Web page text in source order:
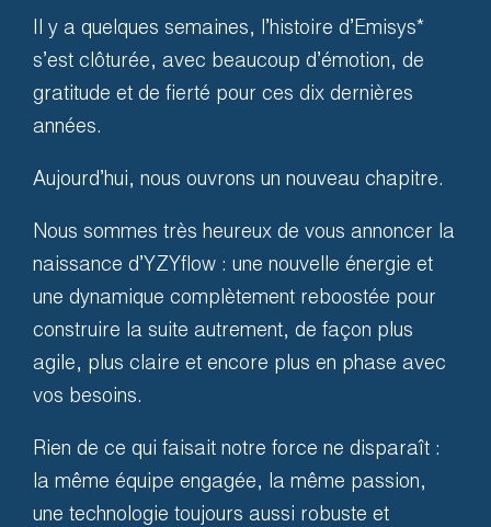
Au-delà de l’aspect technique,
de l’événement et du monde
financier. Nous partageons au
moins une passion.
Avec vous, nous faisons face à
ces trois défis : gérer les
personnes, la logistique et la
Il y a quelques semaines, l’histoire d’Emisys*
s’est clôturée, avec beaucoup d’émotion, de
gratitude et de fierté pour ces dix dernières
années.
Aujourd’hui, nous ouvrons un nouveau chapitre.
Nous sommes très heureux de vous annoncer la
naissance d’YZYflow : une nouvelle énergie et
une dynamique complètement reboostée pour
construire la suite autrement, de façon plus
agile, plus claire et encore plus en phase avec
vos besoins.
Rien de ce qui faisait notre force ne disparaît :
la même équipe engagée, la même passion,
une technologie toujours aussi robuste et